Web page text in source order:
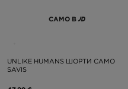
САМО В
UNLIKE HUMANS ШОРТИ CAMO
SAVIS